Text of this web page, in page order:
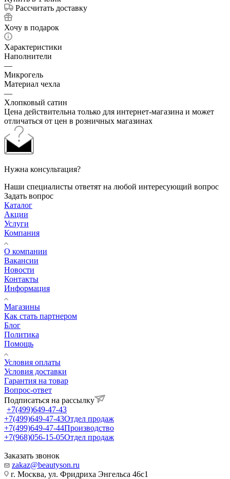
Рассчитать доставку
Хочу в подарок
Характеристики
Наполнители
—
Микрогель
Материал чехла
—
Хлопковый сатин
Цена действительна только для интернет-магазина и может
отличаться от цен в розничных магазинах
Нужна консультация?
Наши специалисты ответят на любой интересующий вопрос
Задать вопрос
Каталог
Акции
Услуги
Компания
О компании
Вакансии
Новости
Контакты
Информация
Магазины
Как стать партнером
Блог
Политика
Помощь
Условия оплаты
Условия доставки
Гарантия на товар
Вопрос-ответ
Подписаться на рассылку
+7(499)649-47-43
+7(499)649-47-43Отдел продаж
+7(499)649-47-44Производство
+7(968)056-15-05Отдел продаж
Заказать звонок
zakaz@beautyson.ru
г. Москва, ул. Фридриха Энгельса 46с1